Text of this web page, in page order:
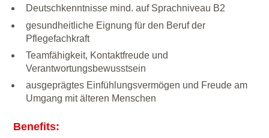
Deutschkenntnisse mind. auf Sprachniveau B2
gesundheitliche Eignung für den Beruf der
Pflegefachkraft
Teamfähigkeit, Kontaktfreude und
Verantwortungsbewusstsein
ausgeprägtes Einfühlungsvermögen und Freude am
Umgang mit älteren Menschen
Benefits: